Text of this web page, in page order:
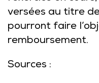
versées au titre
pourront faire
remboursement.
Sources :